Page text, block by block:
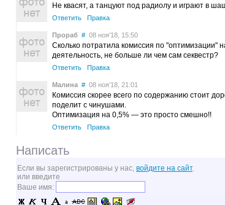
Не квасят, а танцуют под радиолу и играют в
Ответить Правка
Прораб # 08 ноя’18, 15:50
Сколько потратила комиссия по "оптимизации"
деятельность, не больше ли чем сам секвестр?
Ответить Правка
Малина # 08 ноя’18, 21:01
Комиссия скорее всего по содержанию стоит
поделит с чинушами.
Оптимизация на 0,5% — это просто смешно!!
Ответить Правка
Написать
Если вы зарегистрированы у нас, войдите на сайт.
или введите
Ваше имя: